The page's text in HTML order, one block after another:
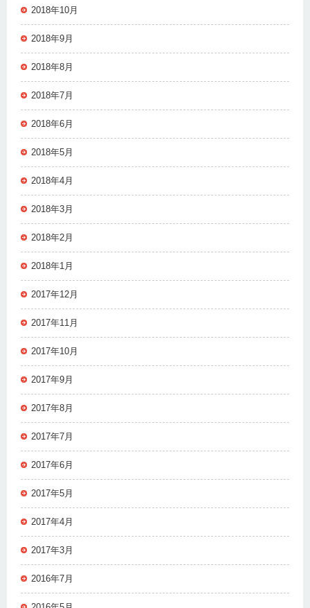
2018年10月
2018年9月
2018年8月
2018年7月
2018年6月
2018年5月
2018年4月
2018年3月
2018年2月
2018年1月
2017年12月
2017年11月
2017年10月
2017年9月
2017年8月
2017年7月
2017年6月
2017年5月
2017年4月
2017年3月
2016年7月